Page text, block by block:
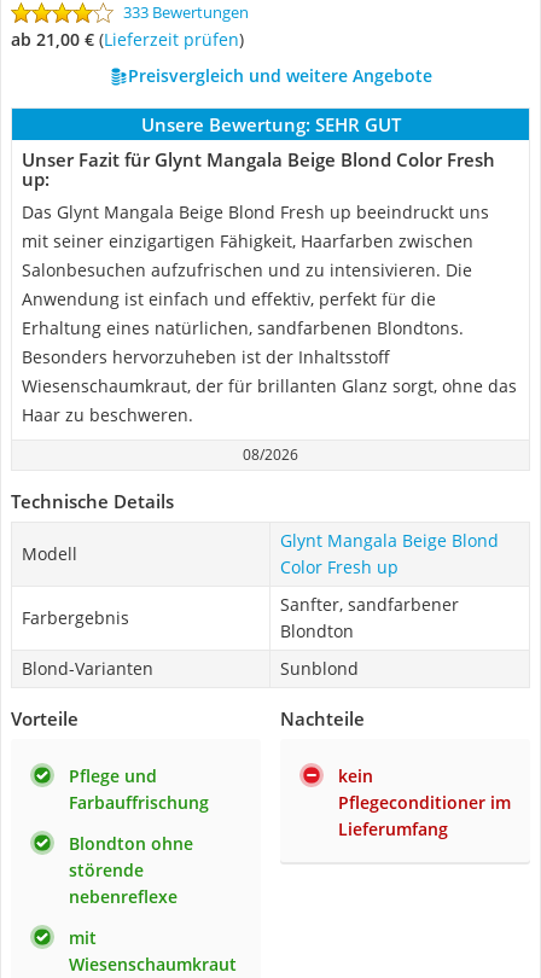
333 Bewertungen
ab 21,00 € (Lieferzeit prüfen)
Preisvergleich und weitere Angebote
Unsere Bewertung: SEHR GUT
Unser Fazit für Glynt Mangala Beige Blond Color Fresh
up:
Das Glynt Mangala Beige Blond Fresh up beeindruckt uns
mit seiner einzigartigen Fähigkeit, Haarfarben zwischen
Salonbesuchen aufzufrischen und zu intensivieren. Die
Anwendung ist einfach und effektiv, perfekt für die
Erhaltung eines natürlichen, sandfarbenen Blondtons.
Besonders hervorzuheben ist der Inhaltsstoff
Wiesenschaumkraut, der für brillanten Glanz sorgt, ohne das
Haar zu beschweren.
08/2026
Technische Details
Modell
Glynt Mangala Beige Blond
Color Fresh up
Farbergebnis
Sanfter, sandfarbener
Blondton
Blond-Varianten
Sunblond
Vorteile
Pflege und
Farbauffrischung
Blondton ohne
störende
nebenreflexe
mit
Wiesenschaumkraut
Nachteile
kein
Pflegeconditioner im
Lieferumfang